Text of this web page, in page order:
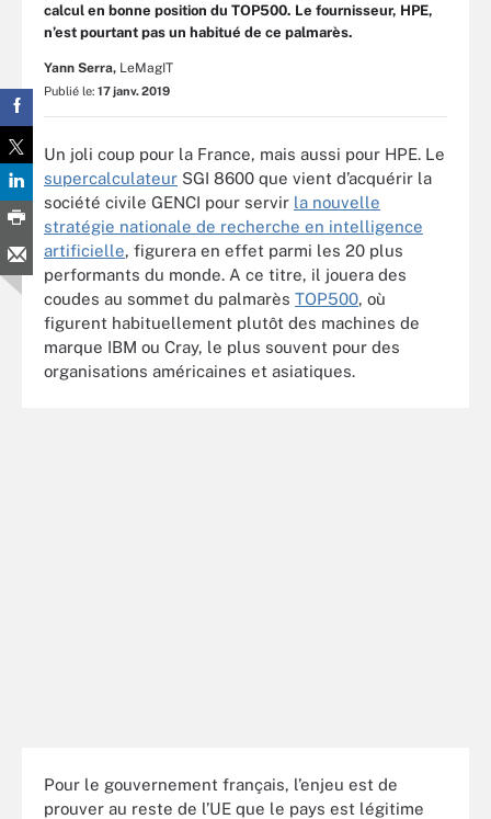
calcul en bonne position du TOP500. Le fournisseur, HPE,
n’est pourtant pas un habitué de ce palmarès.
Yann Serra, LeMagIT
Publié le: 17 janv. 2019
Un joli coup pour la France, mais aussi pour HPE. Le
supercalculateur SGI 8600 que vient d’acquérir la
société civile GENCI pour servir la nouvelle
stratégie nationale de recherche en intelligence
artificielle, figurera en effet parmi les 20 plus
performants du monde. A ce titre, il jouera des
coudes au sommet du palmarès TOP500, où
figurent habituellement plutôt des machines de
marque IBM ou Cray, le plus souvent pour des
organisations américaines et asiatiques.
Pour le gouvernement français, l’enjeu est de
prouver au reste de l’UE que le pays est légitime